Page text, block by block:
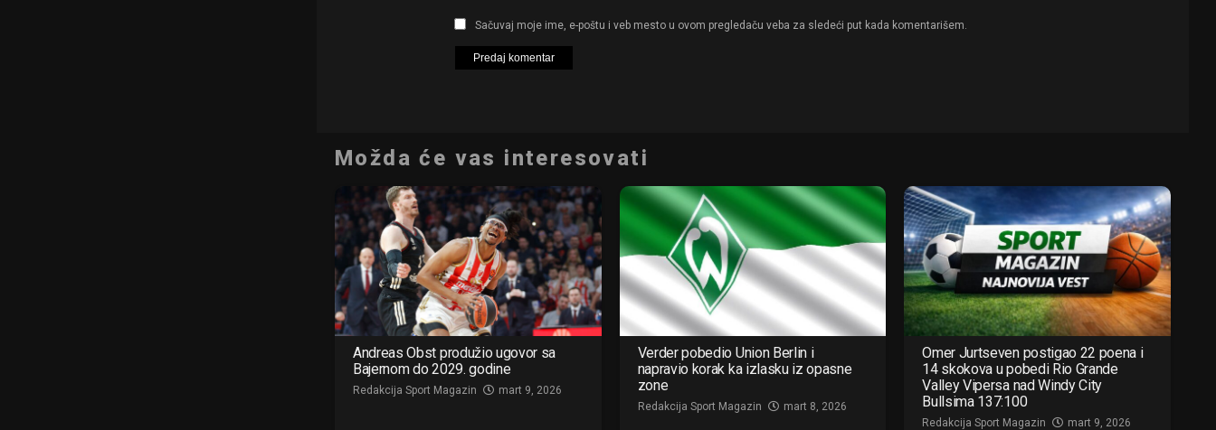
Sačuvaj moje ime, e-poštu i veb mesto u ovom pregledaču veba za sledeći put kada komentarišem.
Možda će vas interesovati
Andreas Obst produžio ugovor sa
Bajernom do 2029. godine
Redakcija Sport Magazin mart 9, 2026
Verder pobedio Union Berlin i
napravio korak ka izlasku iz opasne
zone
Redakcija Sport Magazin mart 8, 2026
Omer Jurtseven postigao 22 poena i
14 skokova u pobedi Rio Grande
Valley Vipersa nad Windy City
Bullsima 137:100
Redakcija Sport Magazin mart 9, 2026